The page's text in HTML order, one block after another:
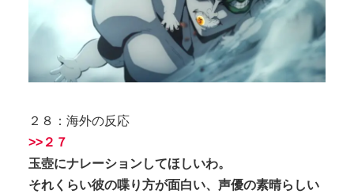
２８：海外の反応
>>２７
玉壺にナレーションしてほしいわ。
それくらい彼の喋り方が面白い、声優の素晴らしい